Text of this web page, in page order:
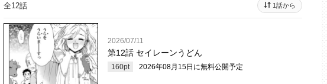
全12話 1話から
2026/07/11
第12話 セイレーンうどん
160pt 2026年08月15日 に無料公開予定